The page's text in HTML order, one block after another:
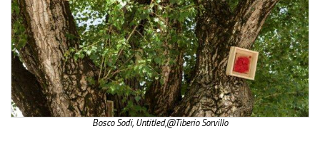
Bosco Sodi, Untitled,@Tiberio Sorvillo